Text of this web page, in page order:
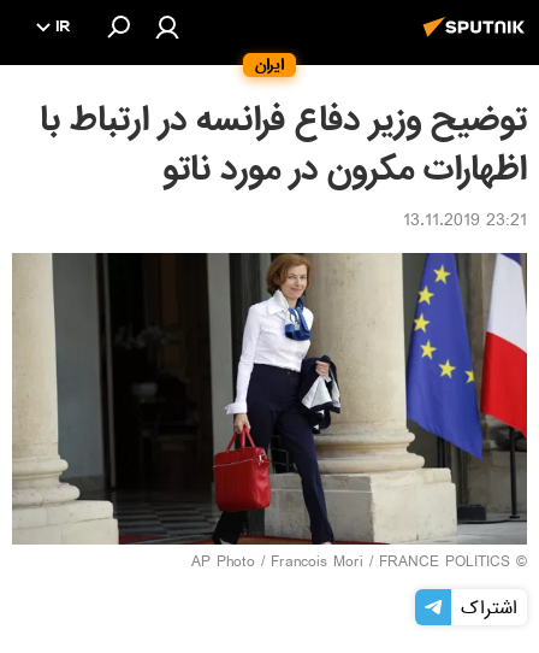
ایران
IR
توضیح وزیر دفاع فرانسه در ارتباط با
اظهارات مکرون در مورد ناتو
23:21 13.11.2019
© AP Photo / Francois Mori /
FRANCE POLITICS
اشتراک